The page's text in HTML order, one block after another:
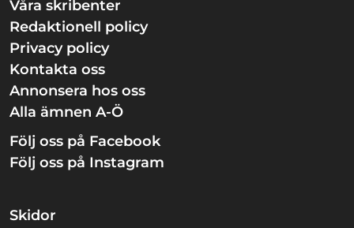
Våra skribenter
Redaktionell policy
Privacy policy
Kontakta oss
Annonsera hos oss
Alla ämnen A-Ö
Följ oss på Facebook
Följ oss på Instagram
Skidor